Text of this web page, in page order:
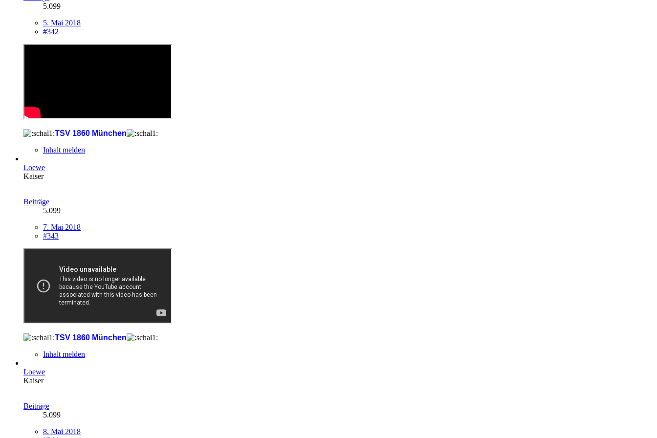
5.099
5. Mai 2018
#342
TSV 1860 München
Inhalt melden
Loewe
Kaiser
Beiträge
5.099
7. Mai 2018
#343
TSV 1860 München
Inhalt melden
Loewe
Kaiser
Beiträge
5.099
8. Mai 2018